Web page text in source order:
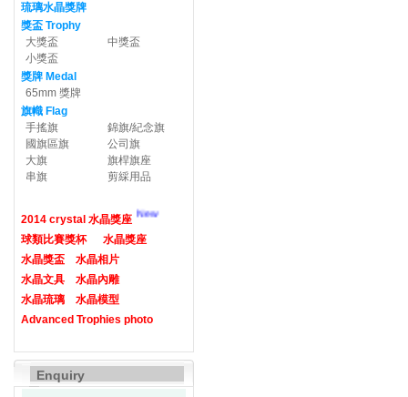
琉璃水晶獎牌
獎盃 Trophy
大獎盃
中獎盃
小獎盃
獎牌 Medal
65mm 獎牌
旗幟 Flag
手搖旗
錦旗/紀念旗
國旗區旗
公司旗
大旗
旗桿旗座
串旗
剪綵用品
2014 crystal 水晶獎座 New
球類比賽獎杯
水晶獎座
水晶獎盃
水晶相片
水晶文具
水晶內雕
水晶琉璃
水晶模型
Advanced Trophies photo
Enquiry